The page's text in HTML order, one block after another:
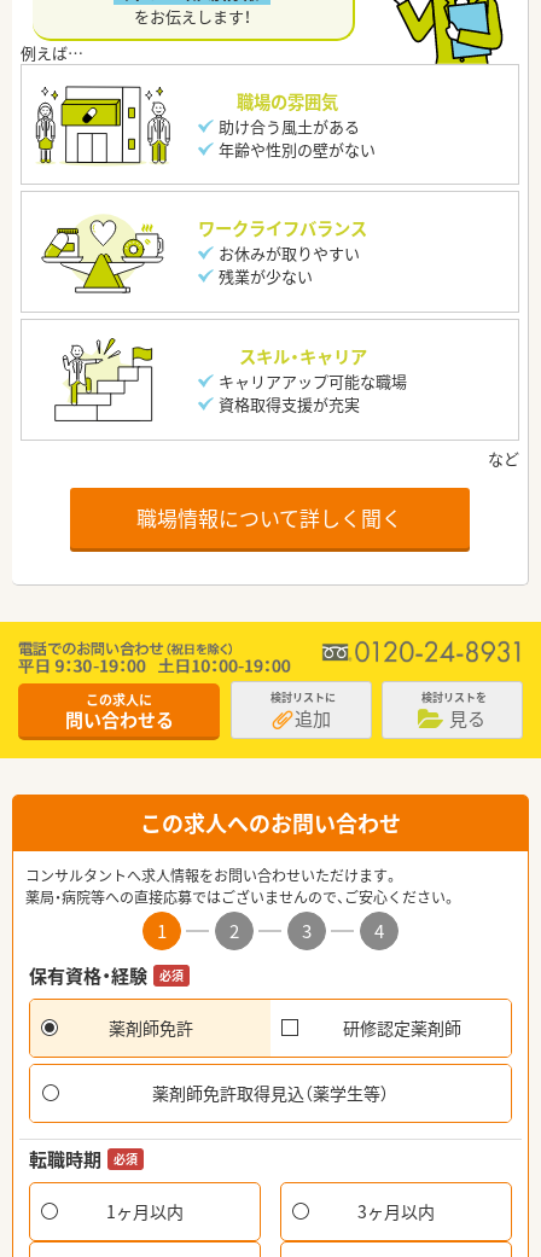
をお伝えします！
職場の雰囲気
助け合う風土がある
年齢や性別の壁がない
ワークライフバランス
お休みが取りやすい
残業が少ない
スキル・キャリア
キャリアアップ可能な職場
資格取得支援が充実
職場情報について詳しく聞く
この求人に
問い合わせる
検討リストに
追加
検討リストを
見る
この求人へのお問い合わせ
コンサルタントへ求人情報をお問い合わせいただけます。
薬局・病院等への直接応募ではございませんので、ご安心ください。
1 2 3
4
保有資格・経験
必須
薬剤師免許 研修認定薬剤師
薬剤師免許取得見込（薬学生等）
転職時期 必須
1ヶ月以内 3ヶ月以内